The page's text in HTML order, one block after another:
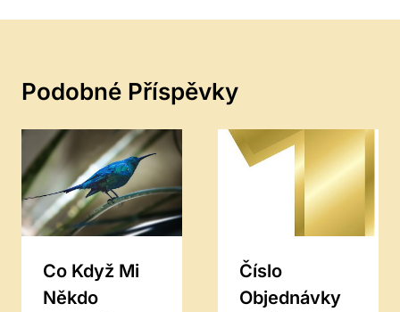
Podobné Příspěvky
Co Když Mi
Někdo
Číslo
Objednávky